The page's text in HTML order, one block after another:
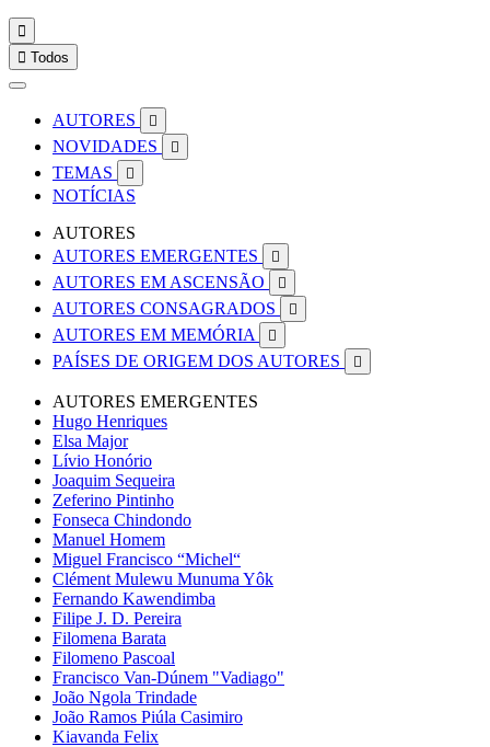

 Todos
AUTORES 
NOVIDADES 
TEMAS 
NOTÍCIAS
AUTORES
AUTORES EMERGENTES

AUTORES EM ASCENSÃO 
AUTORES CONSAGRADOS 
AUTORES EM MEMÓRIA 
PAÍSES DE ORIGEM DOS AUTORES 
AUTORES EMERGENTES
Hugo Henriques
Elsa Major
Lívio Honório
Joaquim Sequeira
Zeferino Pintinho
Fonseca Chindondo
Manuel Homem
Miguel Francisco “Michel“
Clément Mulewu Munuma Yôk
Fernando Kawendimba
Filipe J. D. Pereira
Filomena Barata
Filomeno Pascoal
Francisco Van-Dúnem "Vadiago"
João Ngola Trindade
João Ramos Piúla Casimiro
Kiavanda Felix